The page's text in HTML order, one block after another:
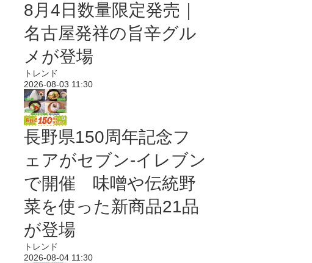
8月4日数量限定発売｜
名古屋発祥の旨辛グル
メが登場
トレンド
2026-08-03 11:30
長野県150周年記念フ
ェアがセブン-イレブン
で開催 味噌や伝統野
菜を使った新商品21品
が登場
トレンド
2026-08-04 11:30